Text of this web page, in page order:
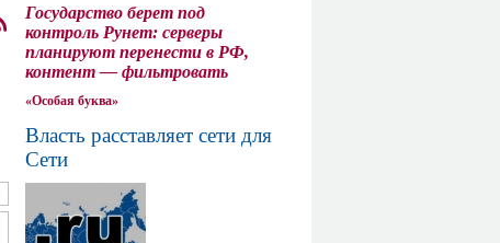
Государство берет под
контроль Рунет: серверы
планируют перенести в РФ,
контент — фильтровать
«Особая буква»
Власть расставляет сети для
Сети